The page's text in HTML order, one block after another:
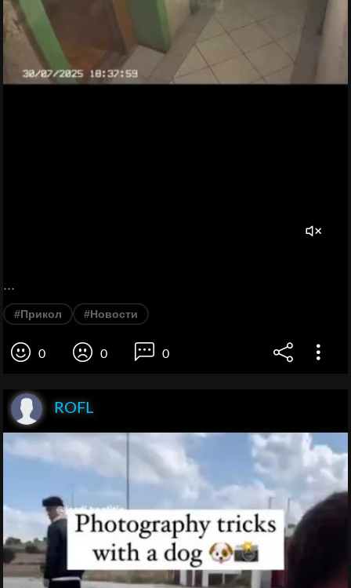
...
#Прикол #Новости
0 0 0
ROFL